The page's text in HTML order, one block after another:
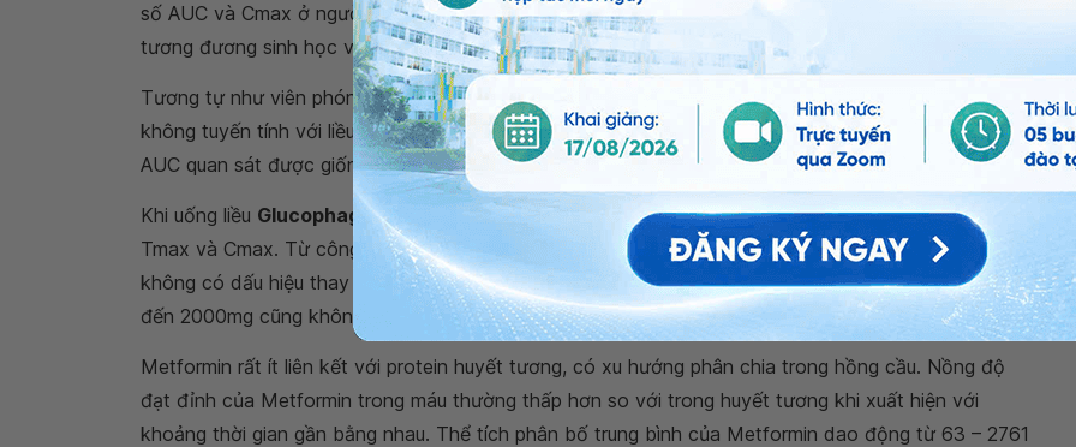
số AUC và Cmax ở người khỏe mạnh trong trạng thái đói và no cho thấy,
tương đương sinh học với glucophage 500 xr, liều 1500mg.
Tương tự như viên phóng thích tức thì, ở giai đoạn ổn định, chỉ số AUC và Cmax có xu hướng tăng
không tuyến tính với liều dùng. Sau khi uống Metformin viên phóng thích kéo dài liều 2000mg, chỉ số
AUC quan sát được giống với Metformin viên phóng thích tức thì liều 100mg, uống 2 lần / ngày.
Khi uống liều Glucophage 750mg
lúc đói, chỉ số AUC giảm 30%, tuy nhiên không ảnh hưởng đến
Tmax và Cmax. Từ công thức phóng thích kéo dài, độ hấp thu trùng bình của metformin hầu như
không có dấu hiệu thay đổi bởi thành phần thức ăn. Ngoài ra, sau khi dùng liều metformin lặp lại lên
đến 2000mg cũng không ghi nhận sự ích tụ thuốc.
Metformin rất ít liên kết với protein huyết tương, có xu hướng phân chia trong hồng cầu. Nồng độ
đạt đỉnh của Metformin trong máu thường thấp hơn so với trong huyết tương khi xuất hiện với
khoảng thời gian gần bằng nhau. Thể tích phân bố trung bình của Metformin dao động từ 63 – 2761